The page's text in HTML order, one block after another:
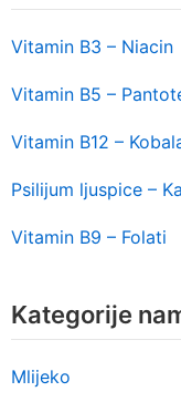
Vitamin B3 – Niacin
Vitamin B5 –
Vitamin B12 –
Psilijum ljuspice –
Vitamin B9 – Folati
Kategorije
Mlijeko